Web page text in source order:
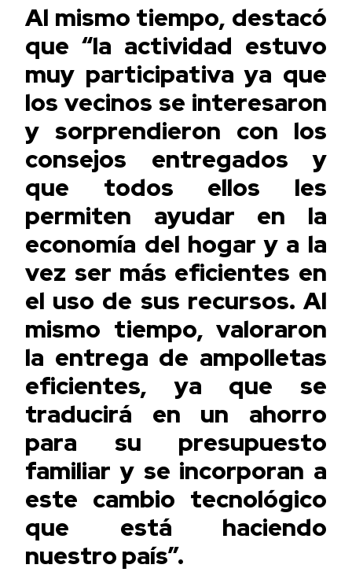
Al mismo tiempo, destacó
que “la actividad estuvo
muy participativa ya que
los vecinos se interesaron
y sorprendieron con los
consejos entregados y
que todos ellos les
permiten ayudar en la
economía del hogar y a la
vez ser más eficientes en
el uso de sus recursos. Al
mismo tiempo, valoraron
la entrega de ampolletas
eficientes, ya que se
traducirá en un ahorro
para su presupuesto
familiar y se incorporan a
este cambio tecnológico
que está haciendo
nuestro país”.